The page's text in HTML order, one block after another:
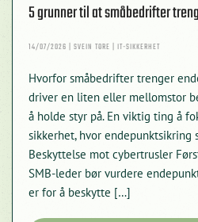
5 grunner til at småbedrifter
14/07/2026 | SVEIN TORE | IT-SIKKERHET
Hvorfor småbedrifter trenger
driver en liten eller mellomstor
å holde styr på. En viktig ting å
sikkerhet, hvor endepunktsikring
Beskyttelse mot cybertrusler
SMB-leder bør vurdere
er for å beskytte […]